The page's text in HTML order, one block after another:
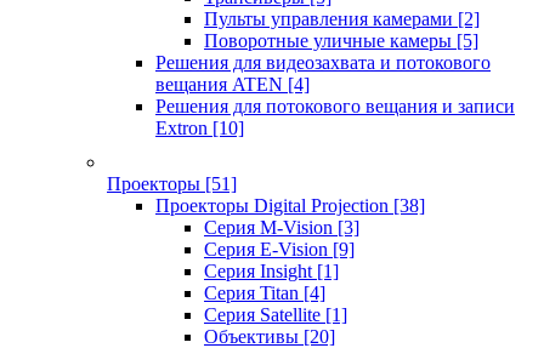
Пульты управления камерами [2]
Поворотные уличные камеры [5]
Решения для видеозахвата и потокового
вещания ATEN [4]
Решения для потокового вещания и записи
Extron [10]
Проекторы [51]
Проекторы Digital Projection [38]
Серия M-Vision [3]
Серия E-Vision [9]
Серия Insight [1]
Серия Titan [4]
Серия Satellite [1]
Объективы [20]